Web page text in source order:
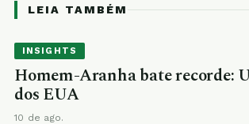
LEIA TAMBÉM
INSIGHTS
Homem-Aranha bate recorde:
dos EUA
10 de ago.